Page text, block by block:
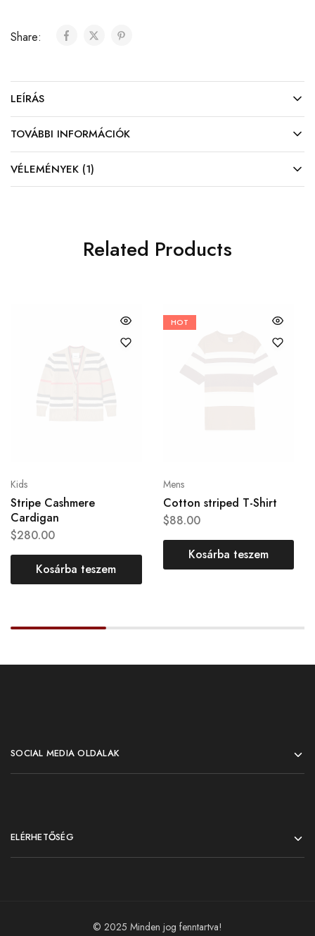
Share:
LEÍRÁS
TOVÁBBI INFORMÁCIÓK
VÉLEMÉNYEK (1)
Related Products
Kids
Stripe Cashmere
Cardigan
$280.00
Kosárba teszem
HOT
Mens
Cotton striped T-Shirt
$88.00
Kosárba teszem
SOCIAL MEDIA OLDALAK
ELÉRHETŐSÉG
© 2025 Minden jog fenntartva!